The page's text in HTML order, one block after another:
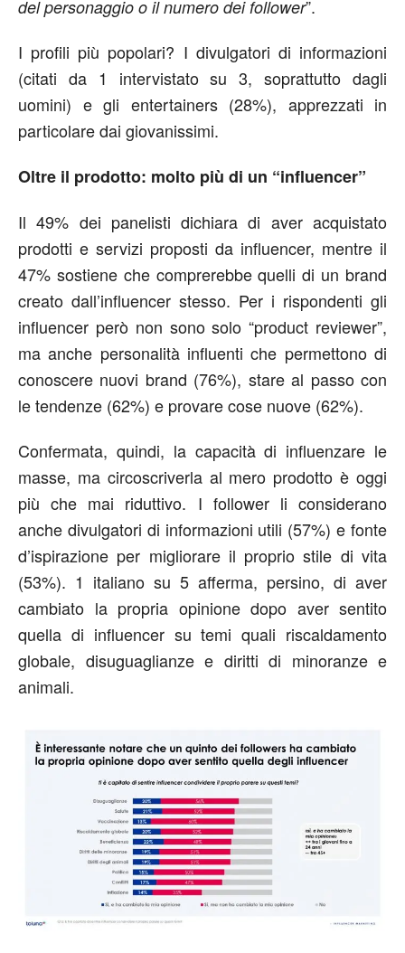
del personaggio o il numero dei follower”.
I profili più popolari? I divulgatori di informazioni
(citati da 1 intervistato su 3, soprattutto dagli
uomini) e gli entertainers (28%), apprezzati in
particolare dai giovanissimi.
Oltre il prodotto: molto più di un “influencer”
Il 49% dei panelisti dichiara di aver acquistato
prodotti e servizi proposti da influencer, mentre il
47% sostiene che comprerebbe quelli di un brand
creato dall’influencer stesso. Per i rispondenti gli
influencer però non sono solo “product reviewer”,
ma anche personalità influenti che permettono di
conoscere nuovi brand (76%), stare al passo con
le tendenze (62%) e provare cose nuove (62%).
Confermata, quindi, la capacità di influenzare le
masse, ma circoscriverla al mero prodotto è oggi
più che mai riduttivo. I follower li considerano
anche divulgatori di informazioni utili (57%) e fonte
d’ispirazione per migliorare il proprio stile di vita
(53%). 1 italiano su 5 afferma, persino, di aver
cambiato la propria opinione dopo aver sentito
quella di influencer su temi quali riscaldamento
globale, disuguaglianze e diritti di minoranze e
animali.